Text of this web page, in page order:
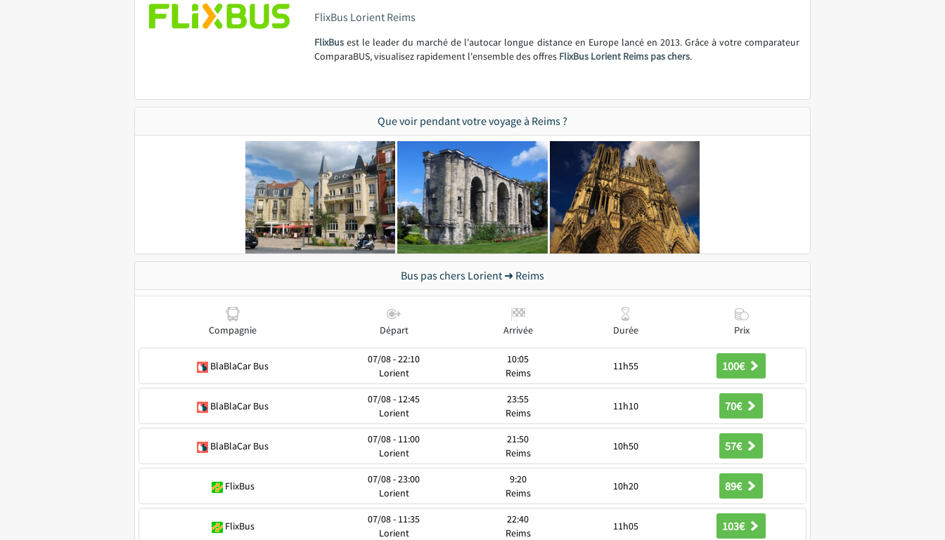
FlixBus Lorient Reims
FlixBus est le leader du marché de l'autocar longue distance en Europe lancé en 2013. Grâce à votre comparateur
ComparaBUS, visualisez rapidement l'ensemble des offres FlixBus Lorient Reims pas chers.
Que voir pendant votre voyage à Reims ?
Bus pas chers Lorient ➜ Reims
Compagnie Départ Arrivée Durée Prix
BlaBlaCar Bus
07/08 - 22:10
Lorient
10:05
Reims
11h55 100€
BlaBlaCar Bus
07/08 - 12:45
Lorient
23:55
Reims
11h10 70€
BlaBlaCar Bus
07/08 - 11:00
Lorient
21:50
Reims
10h50 57€
FlixBus
07/08 - 23:00
Lorient
9:20
Reims
10h20 89€
FlixBus
07/08 - 11:35
Lorient
22:40
Reims
11h05 103€